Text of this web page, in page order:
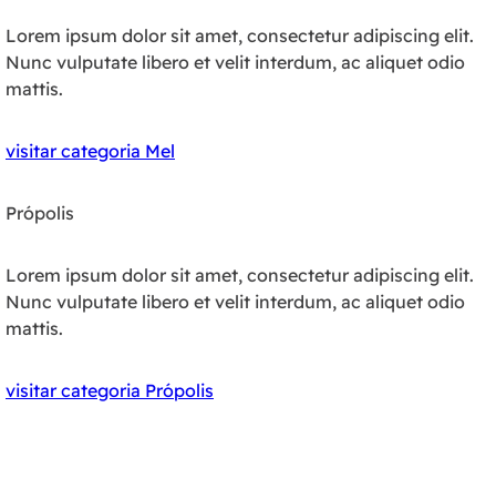
Lorem ipsum dolor sit amet, consectetur adipiscing elit.
Nunc vulputate libero et velit interdum, ac aliquet odio
mattis.
visitar categoria Mel
Própolis
Lorem ipsum dolor sit amet, consectetur adipiscing elit.
Nunc vulputate libero et velit interdum, ac aliquet odio
mattis.
visitar categoria Própolis